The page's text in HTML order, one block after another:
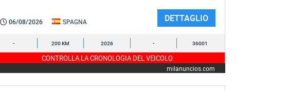
06/08/2026 SPAGNA DETTAGLIO
- 200 KM 2026 - 36001
CONTROLLA LA CRONOLOGIA DEL VEICOLO
milanuncios.com